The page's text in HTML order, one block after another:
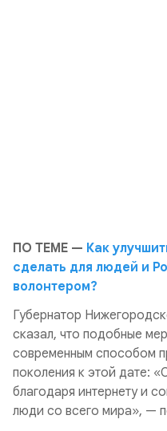
ПО ТЕМЕ — Как
сделать для людей и
волонтером?
Губернатор
сказал, что подобные
современным способом
поколения к этой дате:
благодаря интернету и
люди со всего мира», —